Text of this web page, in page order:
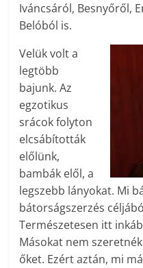
Iváncsáról, Besnyőről,
Belóból is.
Velük volt a
legtöbb
bajunk. Az
egzotikus
srácok folyton
elcsábították
előlünk,
bambák elől, a
legszebb lányokat. Mi
bátorságszerzés
Természetesen itt
Másokat nem
őket. Ezért aztán, mi